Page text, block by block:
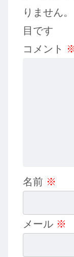
りません。
目です
コメント
名前 ※
メール ※